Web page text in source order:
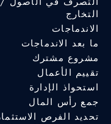
التخارج
الاندماجات
ما بعد الاندماجات
مشروع مشترك
تقييم الأعمال
استحواذ الإدارة
جمع رأس المال
تحديد الفرص